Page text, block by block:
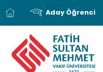
Aday Öğrenci